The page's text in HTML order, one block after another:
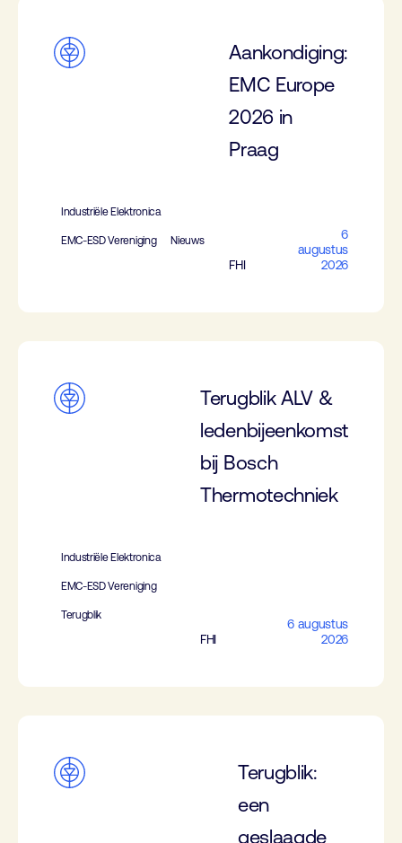
Aankondiging:
EMC Europe
2026 in
Praag
Industriële Elektronica
EMC-ESD Vereniging Nieuws
FHI
6
augustus
2026
Terugblik ALV &
ledenbijeenkomst
bij Bosch
Thermotechniek
Industriële Elektronica
EMC-ESD Vereniging
Terugblik
FHI
6 augustus
2026
Terugblik:
een
geslaagde